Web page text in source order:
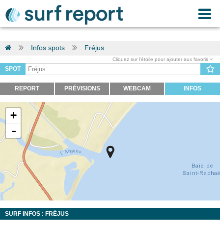
Infos spots Fréjus
Cliquez sur l'étoile pour ajouter aux favoris
SPOT
REPORT PRÉVISIONS WEBCAM INFOS
+
-
SURF INFOS : FRÉJUS